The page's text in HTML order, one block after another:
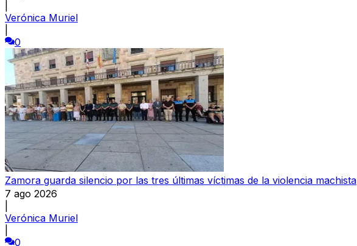
Verónica Muriel
0
Zamora guarda silencio por las tres últimas víctimas de la violencia machista
7 ago 2026
Verónica Muriel
0